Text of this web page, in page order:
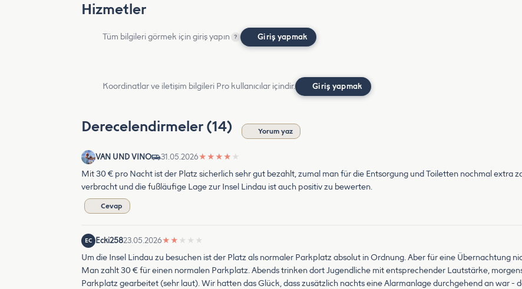
Hizmetler
Tüm bilgileri görmek için giriş yapın ? Giriş yapmak
Koordinatlar ve iletişim bilgileri Pro kullanıcılar içindir. Giriş yapmak
Derecelendirmeler (14) Yorum yaz
VAN UND VINO 31.05.2026★ ★ ★ ★ ★
Mit 30 € pro Nacht ist der Platz sicherlich sehr gut bezahlt, zumal man für die Entsorgung und Toiletten nochmal extra
verbracht und die fußläufige Lage zur Insel Lindau ist auch positiv zu bewerten.
Cevap
EC Ecki25823.05.2026★ ★ ★ ★ ★
Um die Insel Lindau zu besuchen ist der Platz als normaler Parkplatz absolut in Ordnung. Aber für eine Übernachtung
Man zahlt 30 € für einen normalen Parkplatz. Abends trinken dort Jugendliche mit entsprechender Lautstärke,
Parkplatz gearbeitet (sehr laut). Wir hatten das Glück, dass zusätzlich nachts eine Alarmanlage durchgehend an war -